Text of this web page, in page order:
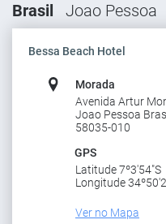
Brasil Joao Pessoa
Bessa Beach Hotel
Morada
Avenida Artur
Joao Pessoa
58035-010
GPS
Latitude 7º3'54"S
Longitude
Ver no Mapa